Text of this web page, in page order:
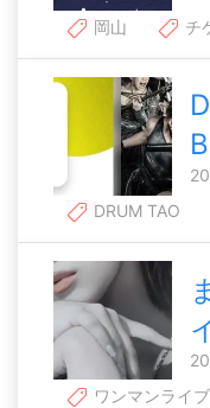
岡山
チ
DRUM TAO
ワンマンライブ